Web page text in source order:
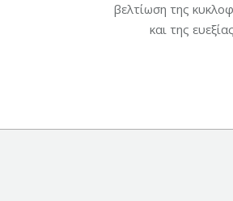
βελτίωση της
και της